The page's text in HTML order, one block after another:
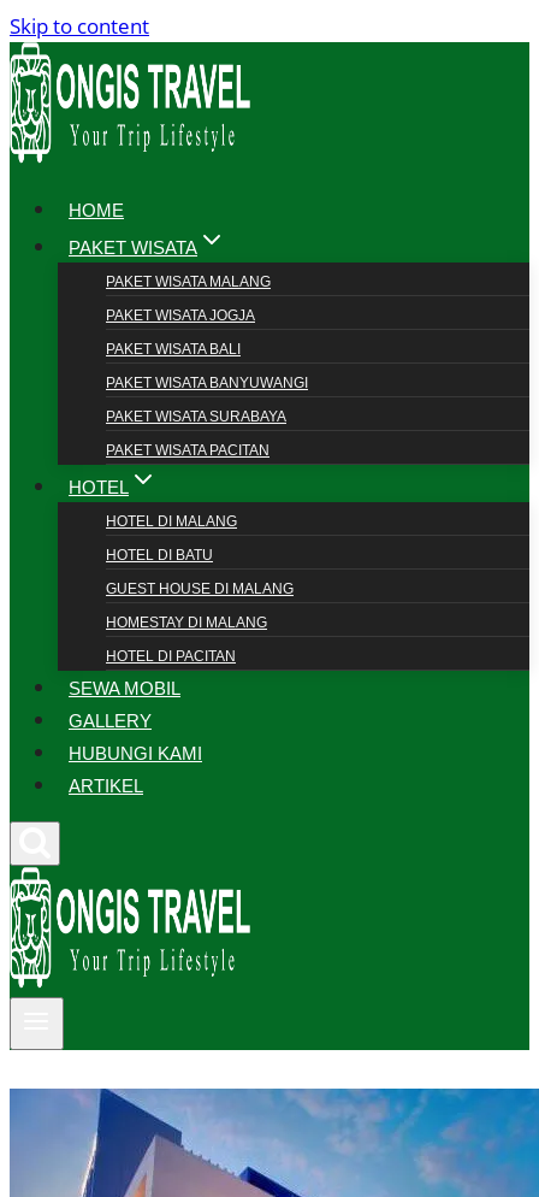
Skip to content
HOME
PAKET WISATA
PAKET WISATA MALANG
PAKET WISATA JOGJA
PAKET WISATA BALI
PAKET WISATA BANYUWANGI
PAKET WISATA SURABAYA
PAKET WISATA PACITAN
HOTEL
HOTEL DI MALANG
HOTEL DI BATU
GUEST HOUSE DI MALANG
HOMESTAY DI MALANG
HOTEL DI PACITAN
SEWA MOBIL
GALLERY
HUBUNGI KAMI
ARTIKEL